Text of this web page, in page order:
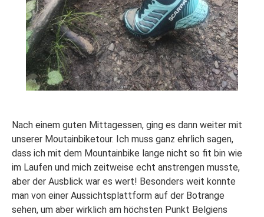
Nach einem guten Mittagessen, ging es dann weiter mit
unserer Moutainbiketour. Ich muss ganz ehrlich sagen,
dass ich mit dem Mountainbike lange nicht so fit bin wie
im Laufen und mich zeitweise echt anstrengen musste,
aber der Ausblick war es wert! Besonders weit konnte
man von einer Aussichtsplattform auf der Botrange
sehen, um aber wirklich am höchsten Punkt Belgiens